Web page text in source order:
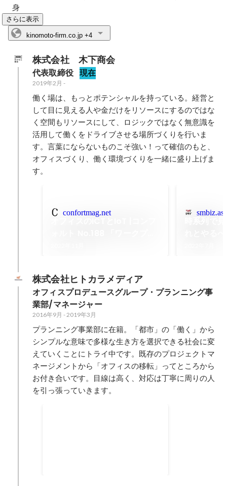
身
さらに表示
kinomoto-firm.co.jp +4
株式会社　木下商会
代表取締役 現在
2019年2月 -
働く場は、もっとポテンシャルを持っている。経営と
して目に見える人や金だけをリソースにするのではな
く空間もリソースにして、ロジックではなく無意識を
活用して働くをドライブさせる場所づくりを行いま
す。言葉にならないものこそ強い！って確信のもと、
オフィスづくり、働く環境づくりを一緒に盛り上げま
す。
confortmag.net
株式会社ヒトカラメディア
オフィスプロデュースグループ・プランニング事
業部/マネージャー
2016年9月 -2019年3月
プランニング事業部に在籍。「都市」の「働く」から
シンプルな意味で多様な生き方を選択できる社会に変
えていくことにトライ中です。既存のプロジェクトマ
ネージメントから「オフィスの移転」ってところから
お付き合いです。目線は高く、対応は丁寧に周りの人
を引っ張っていきます。